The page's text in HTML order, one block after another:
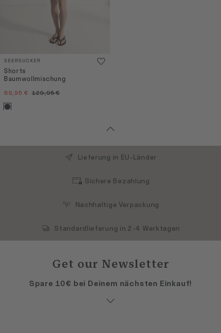
SEERSUCKER
Shorts
Baumwollmischung
89,95 € 129,95 €
Lieferung in EU-Länder
Sichere Bezahlung
Nachhaltige Verpackung
Standardlieferung in 2-4 Werktagen
Get our Newsletter
Spare 10€ bei Deinem nächsten Einkauf!